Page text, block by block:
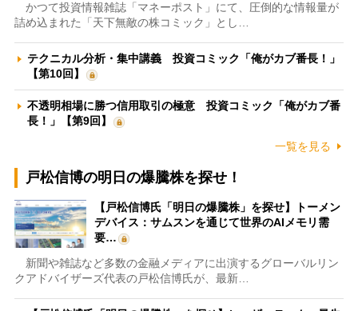
かつて投資情報雑誌「マネーポスト」にて、圧倒的な情報量が
詰め込まれた「天下無敵の株コミック」とし…
テクニカル分析・集中講義 投資コミック「俺がカブ番長！」
【第10回】
不透明相場に勝つ信用取引の極意 投資コミック「俺がカブ番
長！」【第9回】
一覧を見る
戸松信博の明日の爆騰株を探せ！
【戸松信博氏「明日の爆騰株」を探せ】トーメン
デバイス：サムスンを通じて世界のAIメモリ需
要…
新聞や雑誌など多数の金融メディアに出演するグローバルリン
クアドバイザーズ代表の戸松信博氏が、最新…